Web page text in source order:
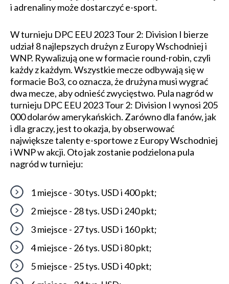
i adrenaliny może dostarczyć e-sport.
W turnieju DPC EEU 2023 Tour 2: Division I bierze
udział 8 najlepszych drużyn z Europy Wschodniej i
WNP. Rywalizują one w formacie round-robin, czyli
każdy z każdym. Wszystkie mecze odbywają się w
formacie Bo3, co oznacza, że drużyna musi wygrać
dwa mecze, aby odnieść zwycięstwo. Pula nagród w
turnieju DPC EEU 2023 Tour 2: Division I wynosi 205
000 dolarów amerykańskich. Zarówno dla fanów, jak
i dla graczy, jest to okazja, by obserwować
największe talenty e-sportowe z Europy Wschodniej
i WNP w akcji. Oto jak zostanie podzielona pula
nagród w turnieju:
1 miejsce - 30 tys. USD i 400 pkt;
2 miejsce - 28 tys. USD i 240 pkt;
3 miejsce - 27 tys. USD i 160 pkt;
4 miejsce - 26 tys. USD i 80 pkt;
5 miejsce - 25 tys. USD i 40 pkt;